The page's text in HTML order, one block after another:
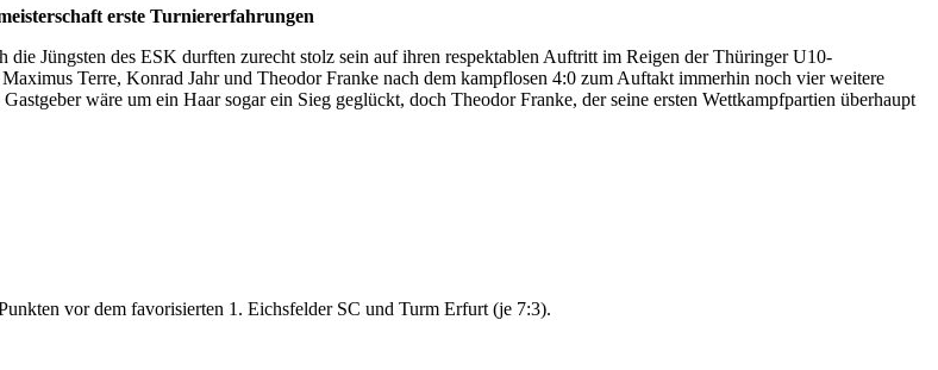
erste Turniererfahrungen
Jüngsten des ESK durften zurecht stolz sein auf ihren respektablen Auftritt im Reigen der Thüringer U10-
Terre, Konrad Jahr und Theodor Franke nach dem kampflosen 4:0 zum Auftakt immerhin noch vier weitere
wäre um ein Haar sogar ein Sieg geglückt, doch Theodor Franke, der seine ersten Wettkampfpartien überhaupt
vor dem favorisierten 1. Eichsfelder SC und Turm Erfurt (je 7:3).